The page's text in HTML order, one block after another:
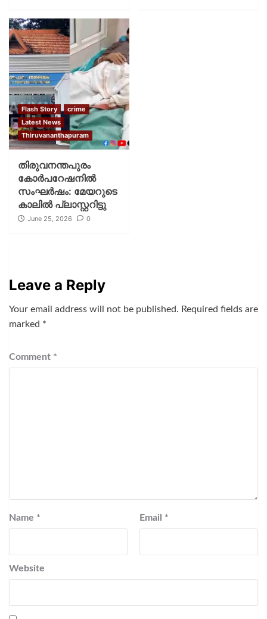
Flash Story
crime
Latest News
Thiruvananthapuram
തിരുവനന്തപുരം
കോര്‍പറേഷനില്‍
സംഘര്‍ഷം: മേയറുടെ
കാലില്‍ പ്ലാസ്റ്ററിട്ടു
June 25, 2026 0
Leave a Reply
Your email address will not be published. Required fields are
marked *
Comment *
Name * Email *
Website